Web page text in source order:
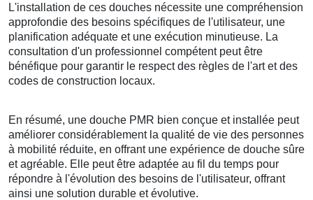
L'installation de ces douches nécessite une compréhension
approfondie des besoins spécifiques de l'utilisateur, une
planification adéquate et une exécution minutieuse. La
consultation d'un professionnel compétent peut être
bénéfique pour garantir le respect des règles de l'art et des
codes de construction locaux.
En résumé, une douche PMR bien conçue et installée peut
améliorer considérablement la qualité de vie des personnes
à mobilité réduite, en offrant une expérience de douche sûre
et agréable. Elle peut être adaptée au fil du temps pour
répondre à l'évolution des besoins de l'utilisateur, offrant
ainsi une solution durable et évolutive.